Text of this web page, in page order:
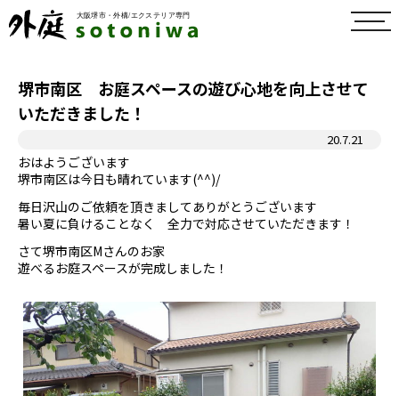
toggle
堺市南区 お庭スペースの遊び心地を向上させて
いただきました！
20.7.21
おはようございます
堺市南区は今日も晴れています(^^)/
毎日沢山のご依頼を頂きましてありがとうございます
暑い夏に負けることなく 全力で対応させていただきます！
さて堺市南区Mさんのお家
遊べるお庭スペースが完成しました！